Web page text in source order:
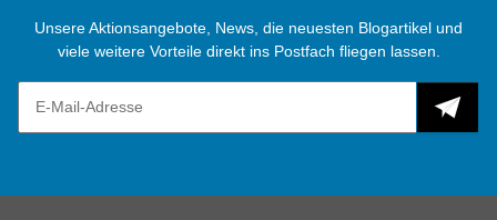
Unsere Aktionsangebote, News, die neuesten Blogartikel und
viele weitere Vorteile direkt ins Postfach fliegen lassen.